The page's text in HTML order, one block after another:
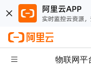
物联网平